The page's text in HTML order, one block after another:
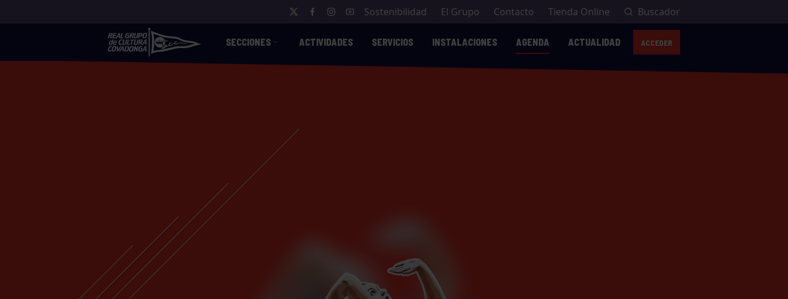
Sostenibilidad El Grupo Contacto Tienda Online Buscador
SECCIONES ACTIVIDADES SERVICIOS INSTALACIONES AGENDA ACTUALIDAD ACCEDER